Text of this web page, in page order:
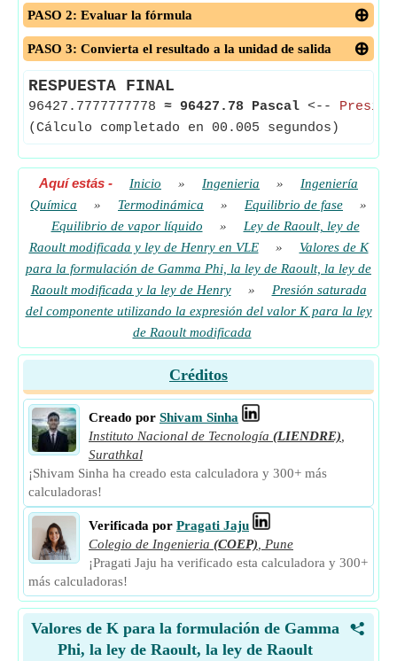
PASO 2: Evaluar la fórmula
PASO 3: Convierta el resultado a la unidad de salida
RESPUESTA FINAL
96427.7777777778 ≈ 96427.78 Pascal <--
(Cálculo completado en 00.005 segundos)
Aquí estás - Inicio » Ingenieria »
Ingeniería
Química
» Termodinámica » Equilibrio de fase
»
Equilibrio de vapor líquido
»
Ley de Raoult, ley de
Raoult modificada y ley de Henry en VLE
»
Valores de K
para la formulación de Gamma Phi, la ley de Raoult, la ley de
Raoult modificada y la ley de Henry
»
Presión saturada
del componente utilizando la expresión del valor K para la ley
de Raoult modificada
Créditos
Creado por Shivam Sinha
Instituto Nacional de Tecnología (LIENDRE)
Surathkal
¡Shivam Sinha ha creado esta calculadora y 300+ más
calculadoras!
Verificada por Pragati Jaju
Colegio de Ingenieria (COEP)
Pune
¡Pragati Jaju ha verificado esta calculadora y 300+
más calculadoras!
<
Valores de K para la formulación de Gamma
Phi, la ley de Raoult, la ley de Raoult